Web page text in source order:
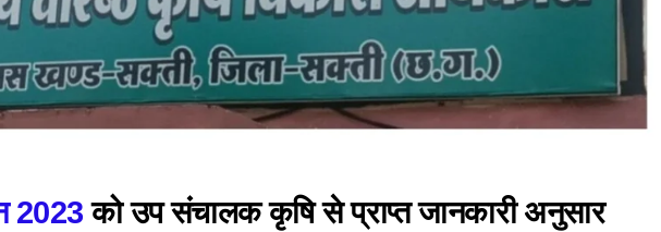
2023 को उप संचालक कृषि से प्राप्त जानकारी अनुसार